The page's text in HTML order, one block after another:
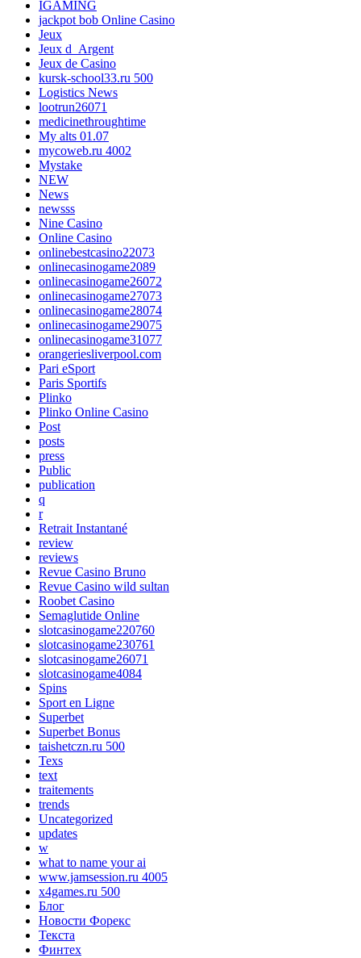
IGAMING
jackpot bob Online Casino
Jeux
Jeux d_Argent
Jeux de Casino
kursk-school33.ru 500
Logistics News
lootrun26071
medicinethroughtime
My alts 01.07
mycoweb.ru 4002
Mystake
NEW
News
newsss
Nine Casino
Online Casino
onlinebestcasino22073
onlinecasinogame2089
onlinecasinogame26072
onlinecasinogame27073
onlinecasinogame28074
onlinecasinogame29075
onlinecasinogame31077
orangeriesliverpool.com
Pari eSport
Paris Sportifs
Plinko
Plinko Online Casino
Post
posts
press
Public
publication
q
r
Retrait Instantané
review
reviews
Revue Casino Bruno
Revue Casino wild sultan
Roobet Casino
Semaglutide Online
slotcasinogame220760
slotcasinogame230761
slotcasinogame26071
slotcasinogame4084
Spins
Sport en Ligne
Superbet
Superbet Bonus
taishetczn.ru 500
Texs
text
traitements
trends
Uncategorized
updates
w
what to name your ai
www.jamsession.ru 4005
x4games.ru 500
Блог
Новости Форекс
Текста
Финтех